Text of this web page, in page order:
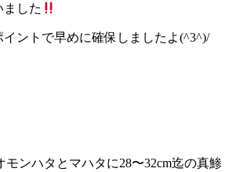
ました
ントで早めに確保しましたよ(^3^)/
モンハタとマハタに28〜32cm迄の真鯵